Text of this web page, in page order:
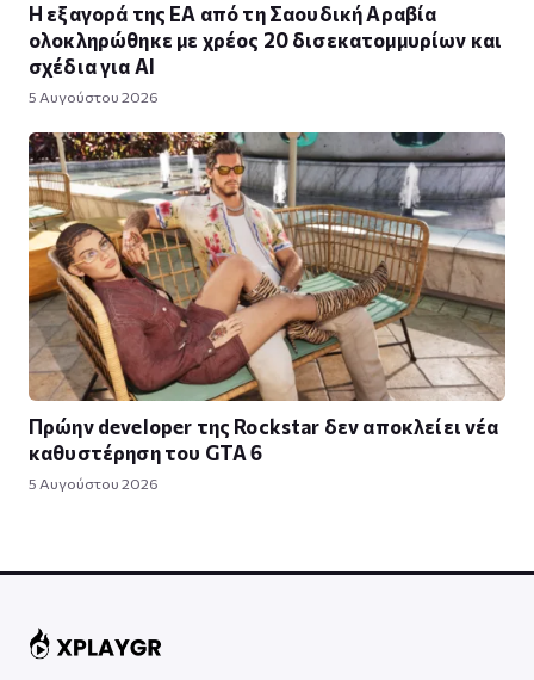
Η εξαγορά της EA από τη Σαουδική Αραβία
ολοκληρώθηκε με χρέος 20 δισεκατομμυρίων και
σχέδια για AI
5 Αυγούστου 2026
Πρώην developer της Rockstar δεν αποκλείει νέα
καθυστέρηση του GTA 6
5 Αυγούστου 2026